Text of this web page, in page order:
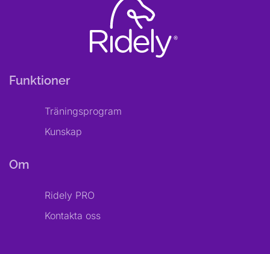
Funktioner
Träningsprogram
Kunskap
Om
Ridely PRO
Kontakta oss